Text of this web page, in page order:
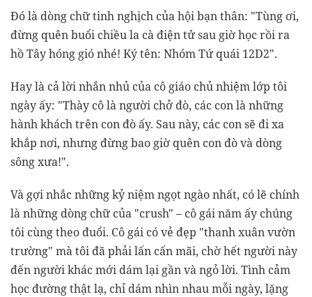
Đó là dòng chữ tinh nghịch của hội bạn thân: "Tùng ơi,
đừng quên buổi chiều la cà điện tử sau giờ học rồi ra
hồ Tây hóng gió nhé! Ký tên: Nhóm Tứ quái 12D2".
Hay là cả lời nhắn nhủ của cô giáo chủ nhiệm lớp tôi
ngày ấy: "Thày cô là người chở đò, các con là những
hành khách trên con đò ấy. Sau này, các con sẽ đi xa
khắp nơi, nhưng đừng bao giờ quên con đò và dòng
sông xưa!".
Và gợi nhắc những kỷ niệm ngọt ngào nhất, có lẽ chính
là những dòng chữ của "crush" – cô gái năm ấy chúng
tôi cùng theo đuổi. Cô gái có vẻ đẹp "thanh xuân vườn
trường" mà tôi đã phải lấn cấn mãi, chờ hết người này
đến người khác mới dám lại gần và ngỏ lời. Tình cảm
học đường thật lạ, chỉ dám nhìn nhau mỗi ngày, lặng